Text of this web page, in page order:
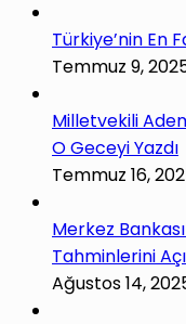
Türkiye’nin En
Temmuz 9,
Milletvekili
O Geceyi Yazdı
Temmuz 16,
Merkez
Tahminlerini
Ağustos 14,